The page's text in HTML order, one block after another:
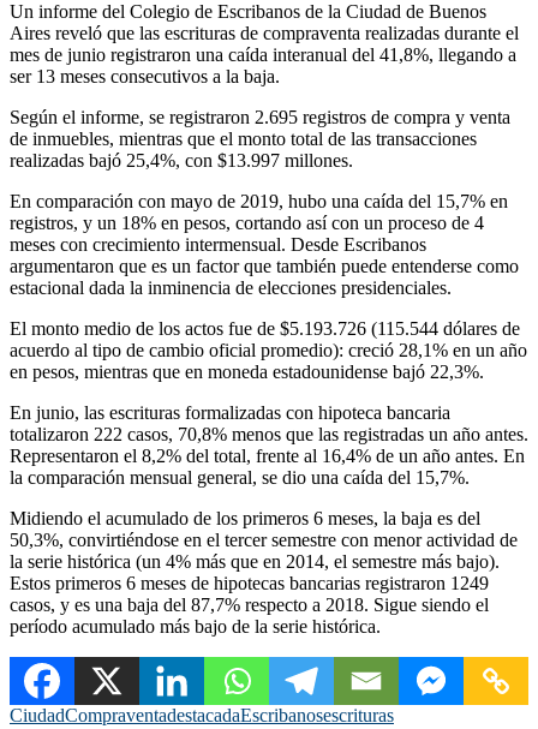
Un informe del Colegio de Escribanos de la Ciudad de Buenos
Aires reveló que las escrituras de compraventa realizadas durante el
mes de junio registraron una caída interanual del 41,8%, llegando a
ser 13 meses consecutivos a la baja.
Según el informe, se registraron 2.695 registros de compra y venta
de inmuebles, mientras que el monto total de las transacciones
realizadas bajó 25,4%, con $13.997 millones.
En comparación con mayo de 2019, hubo una caída del 15,7% en
registros, y un 18% en pesos, cortando así con un proceso de 4
meses con crecimiento intermensual. Desde Escribanos
argumentaron que es un factor que también puede entenderse como
estacional dada la inminencia de elecciones presidenciales.
El monto medio de los actos fue de $5.193.726 (115.544 dólares de
acuerdo al tipo de cambio oficial promedio): creció 28,1% en un año
en pesos, mientras que en moneda estadounidense bajó 22,3%.
En junio, las escrituras formalizadas con hipoteca bancaria
totalizaron 222 casos, 70,8% menos que las registradas un año antes.
Representaron el 8,2% del total, frente al 16,4% de un año antes. En
la comparación mensual general, se dio una caída del 15,7%.
Midiendo el acumulado de los primeros 6 meses, la baja es del
50,3%, convirtiéndose en el tercer semestre con menor actividad de
la serie histórica (un 4% más que en 2014, el semestre más bajo).
Estos primeros 6 meses de hipotecas bancarias registraron 1249
casos, y es una baja del 87,7% respecto a 2018. Sigue siendo el
período acumulado más bajo de la serie histórica.
CiudadCompraventadestacadaEscribanosescrituras